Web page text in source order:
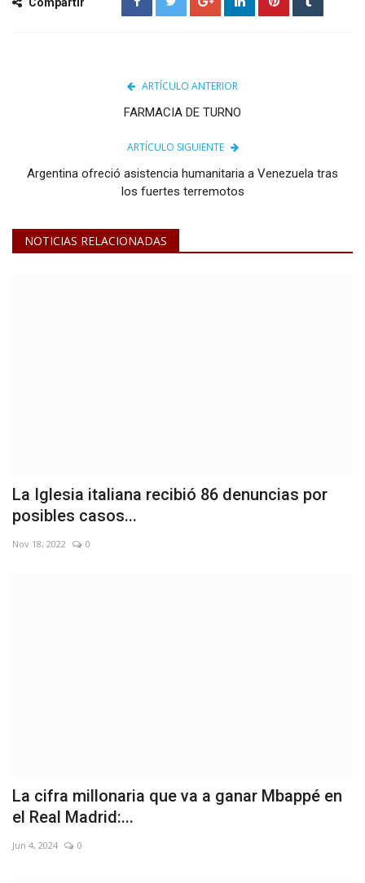
ARTÍCULO ANTERIOR
FARMACIA DE TURNO
ARTÍCULO SIGUIENTE
Argentina ofreció asistencia humanitaria a Venezuela tras
los fuertes terremotos
NOTICIAS RELACIONADAS
La Iglesia italiana recibió 86 denuncias por
posibles casos...
Nov 18, 2022 0
La cifra millonaria que va a ganar Mbappé en
el Real Madrid:...
Jun 4, 2024 0